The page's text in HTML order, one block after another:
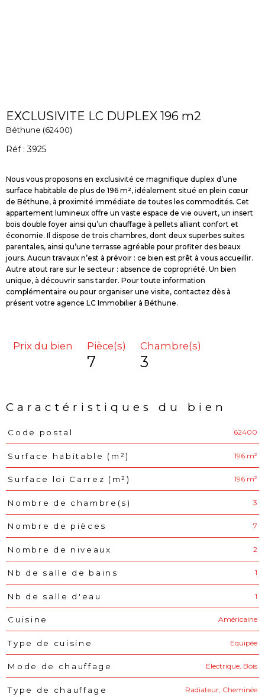
EXCLUSIVITE LC DUPLEX 196 m2
Béthune (62400)
Réf : 3925
Nous vous proposons en exclusivité ce magnifique duplex d’une
surface habitable de plus de 196 m², idéalement situé en plein cœur
de Béthune, à proximité immédiate de toutes les commodités. Cet
appartement lumineux offre un vaste espace de vie ouvert, un insert
bois double foyer ainsi qu’un chauffage à pellets alliant confort et
économie. Il dispose de trois chambres, dont deux superbes suites
parentales, ainsi qu’une terrasse agréable pour profiter des beaux
jours. Aucun travaux n’est à prévoir : ce bien est prêt à vous accueillir.
Autre atout rare sur le secteur : absence de copropriété. Un bien
unique, à découvrir sans tarder. Pour toute information
complémentaire ou pour organiser une visite, contactez dès à
présent votre agence LC Immobilier à Béthune.
Prix du bien Pièce(s)
7
Chambre(s)
3
Caractéristiques du bien
Caractéristiques
Code postal 62400
Surface habitable (m²) 196 m²
Surface loi Carrez (m²) 196 m²
Nombre de chambre(s) 3
Nombre de pièces 7
Nombre de niveaux 2
Nb de salle de bains 1
Nb de salle d'eau 1
Cuisine Américaine
Type de cuisine Equipée
Mode de chauffage Electrique, Bois
Type de chauffage Radiateur, Cheminée